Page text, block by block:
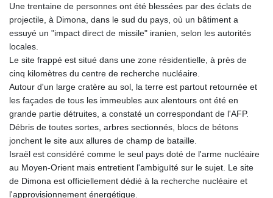
Une trentaine de personnes ont été blessées par des éclats de
projectile, à Dimona, dans le sud du pays, où un bâtiment a
essuyé un "impact direct de missile" iranien, selon les autorités
locales.
Le site frappé est situé dans une zone résidentielle, à près de
cinq kilomètres du centre de recherche nucléaire.
Autour d'un large cratère au sol, la terre est partout retournée et
les façades de tous les immeubles aux alentours ont été en
grande partie détruites, a constaté un correspondant de l'AFP.
Débris de toutes sortes, arbres sectionnés, blocs de bétons
jonchent le site aux allures de champ de bataille.
Israël est considéré comme le seul pays doté de l'arme nucléaire
au Moyen-Orient mais entretient l'ambiguïté sur le sujet. Le site
de Dimona est officiellement dédié à la recherche nucléaire et
l'approvisionnement énergétique.